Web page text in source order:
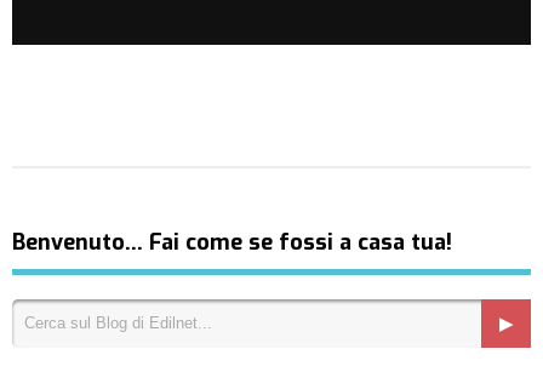
Benvenuto… Fai come se fossi a casa tua!